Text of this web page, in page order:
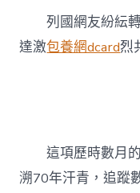
列國網友紛紜
達激包養網dcard烈
這項歷時數月
溯70年汗青，追蹤